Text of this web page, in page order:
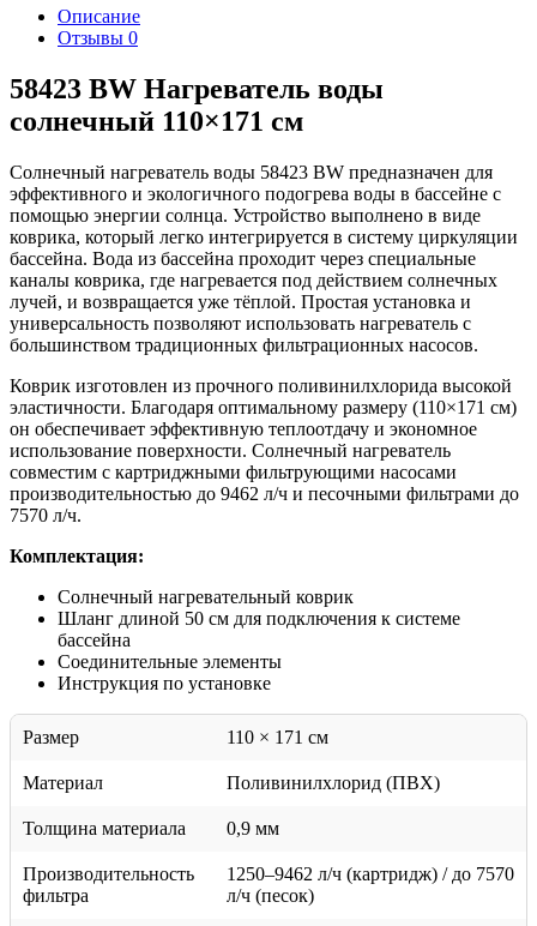
Описание
Отзывы 0
58423 BW Нагреватель воды
солнечный 110×171 см
Солнечный нагреватель воды 58423 BW предназначен для
эффективного и экологичного подогрева воды в бассейне с
помощью энергии солнца. Устройство выполнено в виде
коврика, который легко интегрируется в систему циркуляции
бассейна. Вода из бассейна проходит через специальные
каналы коврика, где нагревается под действием солнечных
лучей, и возвращается уже тёплой. Простая установка и
универсальность позволяют использовать нагреватель с
большинством традиционных фильтрационных насосов.
Коврик изготовлен из прочного поливинилхлорида высокой
эластичности. Благодаря оптимальному размеру (110×171 см)
он обеспечивает эффективную теплоотдачу и экономное
использование поверхности. Солнечный нагреватель
совместим с картриджными фильтрующими насосами
производительностью до 9462 л/ч и песочными фильтрами до
7570 л/ч.
Комплектация:
Солнечный нагревательный коврик
Шланг длиной 50 см для подключения к системе
бассейна
Соединительные элементы
Инструкция по установке
Размер 110 × 171 см
Материал Поливинилхлорид (ПВХ)
Толщина материала 0,9 мм
Производительность
фильтра
1250–9462 л/ч (картридж) / до 7570
л/ч (песок)